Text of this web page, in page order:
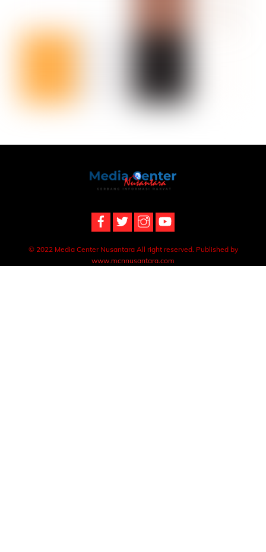
Back
To
© 2022 Media Center Nusantara All right reserved. Published by
www.mcnnusantara.com